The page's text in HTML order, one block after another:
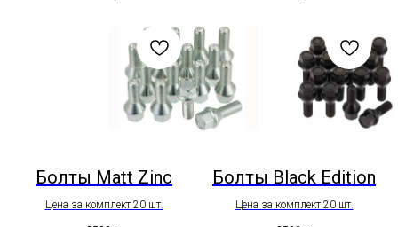
Болты Matt Zinc
Цена за комплект 20 шт.
Болты Black Edition
Цена за комплект 20 шт.